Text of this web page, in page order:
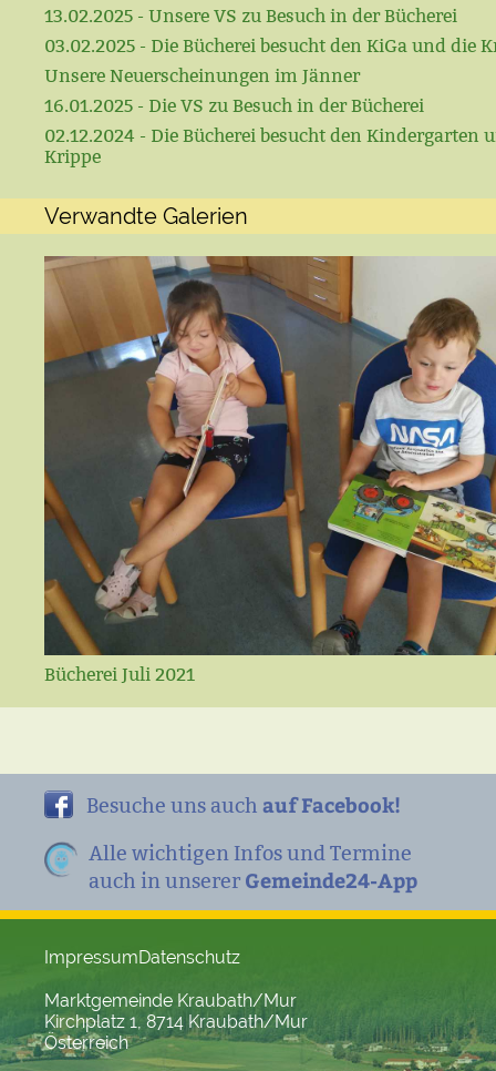
13.02.2025 - Unsere VS zu Besuch in der Bücherei
03.02.2025 - Die Bücherei besucht den KiGa und die
Unsere Neuerscheinungen im Jänner
16.01.2025 - Die VS zu Besuch in der Bücherei
02.12.2024 - Die Bücherei besucht den Kindergarten
Krippe
Verwandte Galerien
Bücherei Juli 2021
Besuche uns auch auf Facebook!
Alle wichtigen Infos und Termine
auch in unserer Gemeinde24-App
ImpressumDatenschutz
Marktgemeinde Kraubath/Mur
Kirchplatz 1, 8714 Kraubath/Mur
Österreich